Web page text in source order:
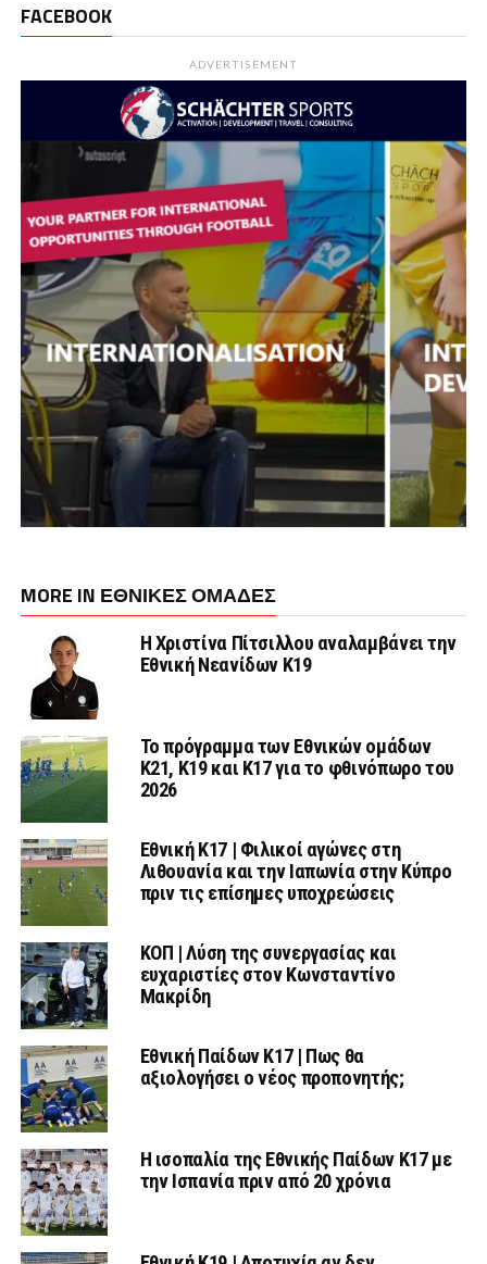
FACEBOOK
ADVERTISEMENT
MORE IN ΕΘΝΙΚΕΣ ΟΜΑΔΕΣ
Η Χριστίνα Πίτσιλλου αναλαμβάνει την
Εθνική Νεανίδων Κ19
Το πρόγραμμα των Εθνικών ομάδων
Κ21, Κ19 και Κ17 για το φθινόπωρο του
2026
Εθνική K17 | Φιλικοί αγώνες στη
Λιθουανία και την Ιαπωνία στην Κύπρο
πριν τις επίσημες υποχρεώσεις
ΚΟΠ | Λύση της συνεργασίας και
ευχαριστίες στον Κωνσταντίνο
Μακρίδη
Εθνική Παίδων Κ17 | Πως θα
αξιολογήσει ο νέος προπονητής;
Η ισοπαλία της Εθνικής Παίδων Κ17 με
την Ισπανία πριν από 20 χρόνια